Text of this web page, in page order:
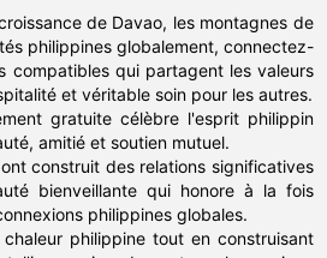
de Davao, les montagnes de
philippines globalement, connectez-
compatibles qui partagent les valeurs
et véritable soin pour les autres.
gratuite célèbre l'esprit philippin
amitié et soutien mutuel.
construit des relations significatives
bienveillante qui honore à la fois
philippines globales.
philippine tout en construisant